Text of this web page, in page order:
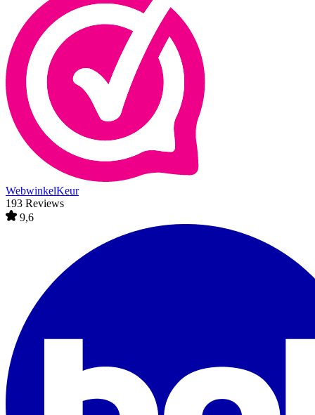
WebwinkelKeur
193 Reviews
9,6